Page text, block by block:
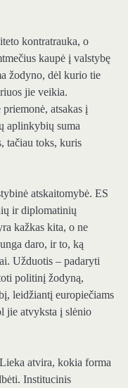
kontratrauka, o
kaupė į valstybę
žodyno, dėl kurio tie
jie veikia.
atsakas į
aplinkybių suma
tačiau toks, kuris
atskaitomybė. ES
ir diplomatinių
kažkas kita, o ne
daro, ir to, ką
Užduotis – padaryti
politinį žodyną,
leidžiantį europiečiams
jie atvyksta į slėnio
atvira, kokia forma
Institucinis